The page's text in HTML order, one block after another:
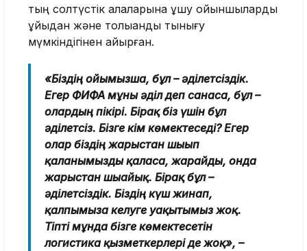
тың солтүстік қалаларына ұшу ойыншыларды
ұйқыдан және толыққанды тынығу
мүмкіндігінен айырған.
«Біздің ойымызша, бұл – әділетсіздік.
Егер ФИФА мұны әділ деп санаса, бұл –
олардың пікірі. Бірақ біз үшін бұл
әділетсіз. Бізге кім көмектеседі? Егер
олар біздің жарыстан шығып
қалғанымызды қаласа, жарайды, онда
жарыстан шығайық. Бірақ бұл –
әділетсіздік. Біздің күш жинап,
қалпымызға келуге уақытымыз жоқ.
Тіпті мұнда бізге көмектесетін
логистика қызметкерлері де жоқ», –